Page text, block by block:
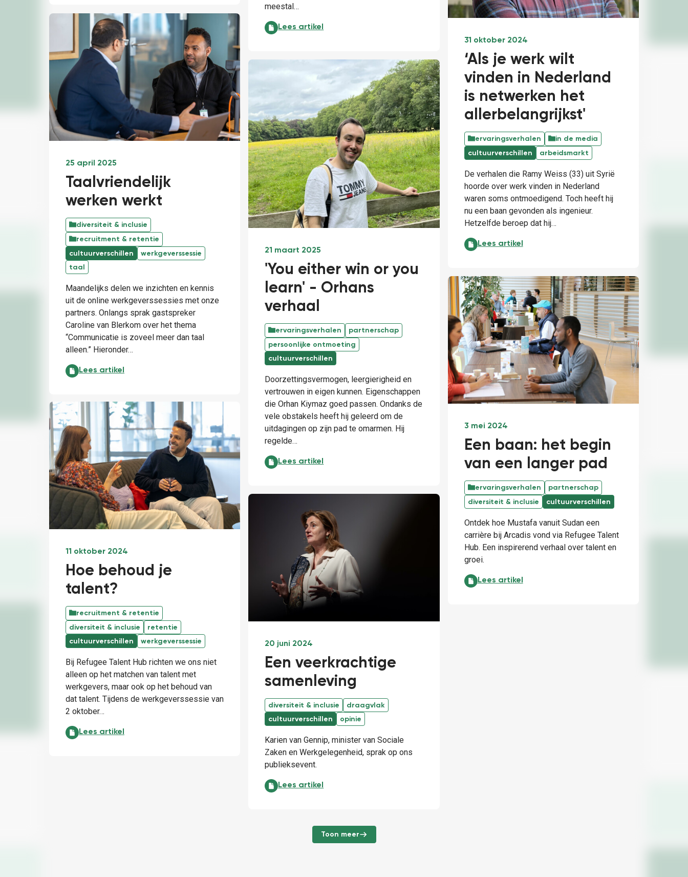
meestal…
Meer dan labels: de feiten over expats en vluchtelingen:
Lees artikel
25 april 2025
Taalvriendelijk
werken werkt
diversiteit & inclusie
recruitment & retentie
cultuurverschillen
werkgeverssessie
taal
Maandelijks delen we inzichten en kennis
uit de online werkgeverssessies met onze
partners. Onlangs sprak gastspreker
Caroline van Blerkom over het thema
“Communicatie is zoveel meer dan taal
alleen.” Hieronder…
Taalvriendelijk werken werkt:
Lees artikel
21 maart 2025
'You either win or you
learn' - Orhans
verhaal
ervaringsverhalen
partnerschap
persoonlijke ontmoeting
cultuurverschillen
Doorzettingsvermogen, leergierigheid en
vertrouwen in eigen kunnen. Eigenschappen
die Orhan Kiymaz goed passen. Ondanks de
vele obstakels heeft hij geleerd om de
uitdagingen op zijn pad te omarmen. Hij
regelde…
'You either win or you learn' - Orhans verhaal:
Lees artikel
31 oktober 2024
‘Als je werk wilt
vinden in Nederland
is netwerken het
allerbelangrijkst'
ervaringsverhalen
in de media
cultuurverschillen
arbeidsmarkt
De verhalen die Ramy Weiss (33) uit Syrië
hoorde over werk vinden in Nederland
waren soms ontmoedigend. Toch heeft hij
nu een baan gevonden als ingenieur.
Hetzelfde beroep dat hij…
‘Als je werk wilt vinden in Nederland is netwerken het
Lees artikel
11 oktober 2024
Hoe behoud je
talent?
recruitment & retentie
diversiteit & inclusie
retentie
cultuurverschillen
werkgeverssessie
Bij Refugee Talent Hub richten we ons niet
alleen op het matchen van talent met
werkgevers, maar ook op het behoud van
dat talent. Tijdens de werkgeverssessie van
2 oktober…
Hoe behoud je talent?:
Lees artikel
20 juni 2024
Een veerkrachtige
samenleving
diversiteit & inclusie
draagvlak
cultuurverschillen
opinie
Karien van Gennip, minister van Sociale
Zaken en Werkgelegenheid, sprak op ons
publieksevent.
Een veerkrachtige samenleving :
Lees artikel
3 mei 2024
Een baan: het begin
van een langer pad
ervaringsverhalen
partnerschap
diversiteit & inclusie
cultuurverschillen
Ontdek hoe Mustafa vanuit Sudan een
carrière bij Arcadis vond via Refugee Talent
Hub. Een inspirerend verhaal over talent en
groei.
Een baan: het begin van een langer pad:
Lees artikel
Toon meer